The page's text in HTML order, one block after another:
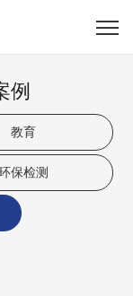
例
教育
保检测